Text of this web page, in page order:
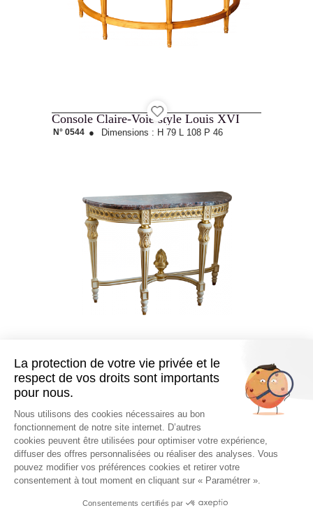
Console Claire-Voie style Louis XVI
N° 0544 ● Dimensions : H 79 L 108 P 46
LOUDÉAC PARIS QATAR